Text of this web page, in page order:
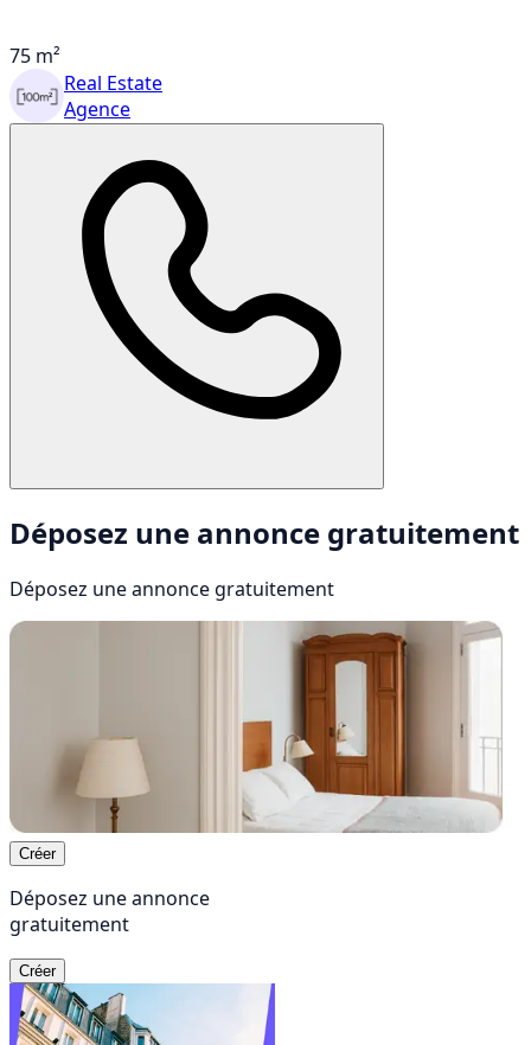
75 m²
Real Estate
Agence
Déposez une annonce gratuitement
Déposez une annonce gratuitement
Créer
Déposez une annonce
gratuitement
Créer